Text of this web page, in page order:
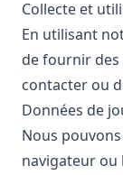
Collecte et
En utilisant
de fournir
contacter ou
Données de
Nous
navigateur ou